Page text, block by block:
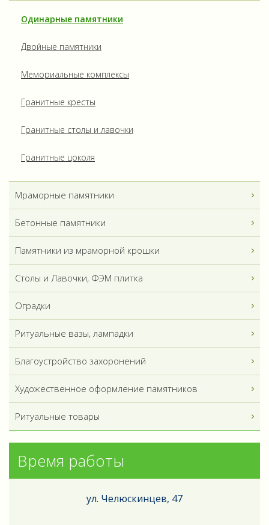
Одинарные памятники
Двойные памятники
Мемориальные комплексы
Гранитные кресты
Гранитные столы и лавочки
Гранитные цоколя
Мраморные памятники
Бетонные памятники
Памятники из мраморной крошки
Столы и Лавочки, ФЭМ плитка
Оградки
Ритуальные вазы, лампадки
Благоустройство захоронений
Художественное оформление памятников
Ритуальные товары
Время работы
ул. Челюскинцев, 47